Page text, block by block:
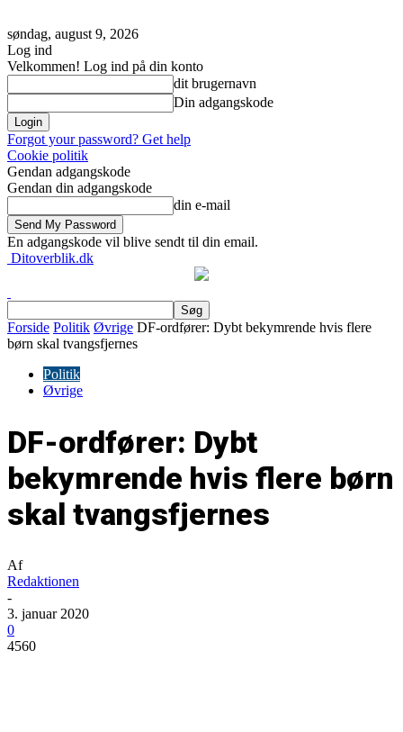
søndag, august 9, 2026
Log ind
Velkommen! Log ind på din konto
dit brugernavn
Din adgangskode
Forgot your password? Get help
Cookie politik
Gendan adgangskode
Gendan din adgangskode
din e-mail
En adgangskode vil blive sendt til din email.
Ditoverblik.dk
Forside Politik Øvrige DF-ordfører: Dybt bekymrende hvis flere
børn skal tvangsfjernes
Politik
Øvrige
DF-ordfører: Dybt
bekymrende hvis flere børn
skal tvangsfjernes
Af
Redaktionen
-
3. januar 2020
0
4560